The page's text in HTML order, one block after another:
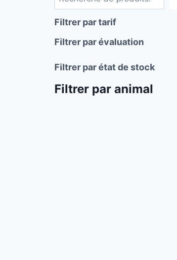
Filtrer par tarif
Filtrer par évaluation
Filtrer par état de stock
Filtrer par animal